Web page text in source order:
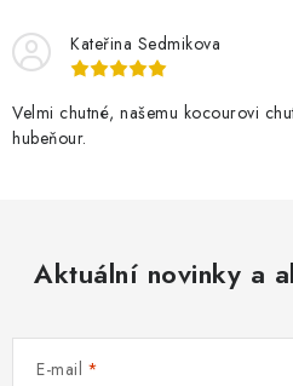
v
ý
p
i
Kateřina Sedmikova
Velmi chutné, našemu kocourovi
hubeňour.
Aktuální novinky a
E-mail